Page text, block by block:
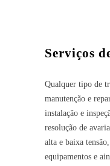
Serviços
Qualquer tipo de
manutenção e
instalação e
resolução de
alta e baixa
equipamentos e